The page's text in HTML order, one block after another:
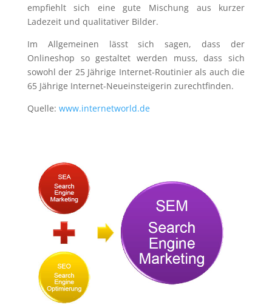
empfiehlt sich eine gute Mischung aus kurzer
Ladezeit und qualitativer Bilder.
Im Allgemeinen lässt sich sagen, dass der
Onlineshop so gestaltet werden muss, dass sich
sowohl der 25 Jährige Internet-Routinier als auch die
65 Jährige Internet-Neueinsteigerin zurechtfinden.
Quelle: www.internetworld.de